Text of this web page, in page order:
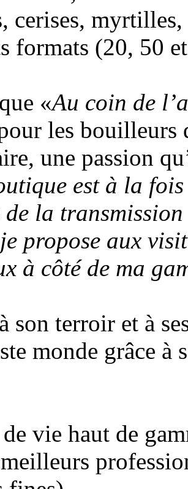
cerises, myrtilles,
formats (20, 50
«Au coin de
les bouilleurs
une passion
est à la
de la
propose aux
à côté de ma
son terroir et à
monde grâce à
vie haut de